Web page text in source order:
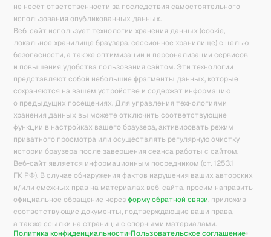
не несёт ответственности за последствия самостоятельного
использования опубликованных данных.
Веб-сайт использует технологии хранения данных (cookie,
локальное хранилище браузера, сессионное хранилище) с целью
безопасности, а также оптимизации и персонализации сервисов
и повышения удобства пользования сайтом. Эти технологии
представляют собой небольшие фрагменты данных, которые
сохраняются на вашем устройстве и содержат информацию
о предыдущих посещениях. Для управления технологиями
хранения данных вы можете отключить соответствующие
функции в настройках вашего браузера, активировать режим
приватного просмотра или осуществлять регулярную очистку
истории браузера после завершения сеанса работы с сайтом.
Веб-сайт является информационным посредником (ст. 1253.1
ГК РФ). В случае обнаружения фактов нарушения ваших авторских
и/или смежных прав на материалах веб-сайта, просим направить
официальное обращение через форму обратной связи, приложив
соответствующие документы, подтверждающие ваши права,
а также ссылки на страницы с спорными материалами.
Политика конфиденциальности Пользовательское соглашение